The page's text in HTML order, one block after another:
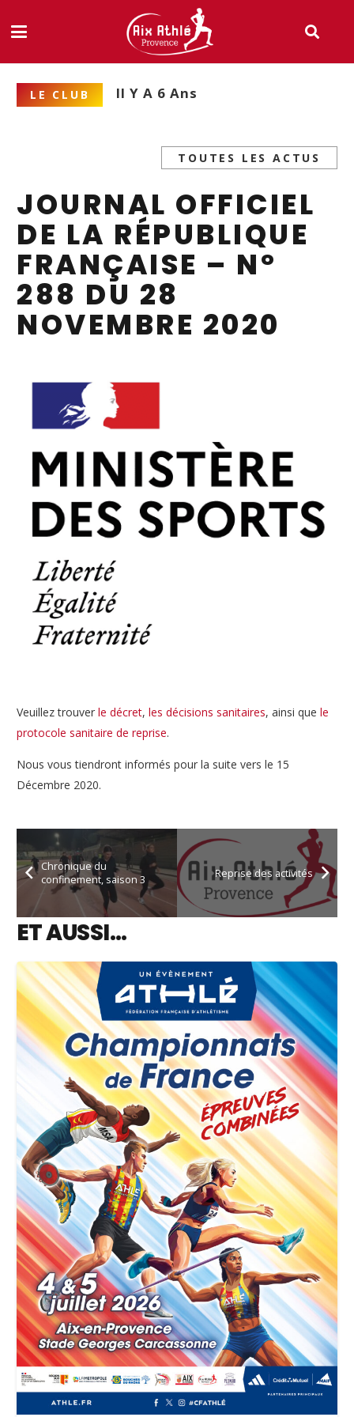
LE CLUB Il Y A 6 Ans
TOUTES LES ACTUS
JOURNAL OFFICIEL
DE LA RÉPUBLIQUE
FRANÇAISE – N°
288 DU 28
NOVEMBRE 2020
Veuillez trouver le décret, les décisions sanitaires, ainsi que le
protocole sanitaire de reprise.
Nous vous tiendront informés pour la suite vers le 15
Décembre 2020.
Chronique du
confinement, saison 3
Reprise des activités
ET AUSSI…